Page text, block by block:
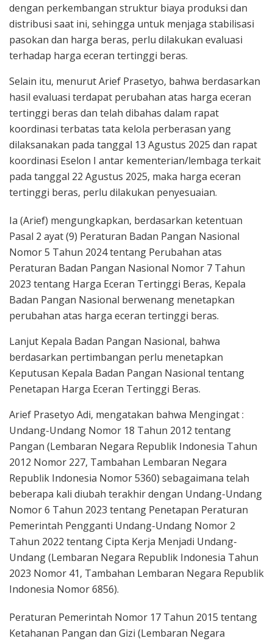
dengan perkembangan struktur biaya produksi dan
distribusi saat ini, sehingga untuk menjaga stabilisasi
pasokan dan harga beras, perlu dilakukan evaluasi
terhadap harga eceran tertinggi beras.
Selain itu, menurut Arief Prasetyo, bahwa berdasarkan
hasil evaluasi terdapat perubahan atas harga eceran
tertinggi beras dan telah dibahas dalam rapat
koordinasi terbatas tata kelola perberasan yang
dilaksanakan pada tanggal 13 Agustus 2025 dan rapat
koordinasi Eselon I antar kementerian/lembaga terkait
pada tanggal 22 Agustus 2025, maka harga eceran
tertinggi beras, perlu dilakukan penyesuaian.
Ia (Arief) mengungkapkan, berdasarkan ketentuan
Pasal 2 ayat (9) Peraturan Badan Pangan Nasional
Nomor 5 Tahun 2024 tentang Perubahan atas
Peraturan Badan Pangan Nasional Nomor 7 Tahun
2023 tentang Harga Eceran Tertinggi Beras, Kepala
Badan Pangan Nasional berwenang menetapkan
perubahan atas harga eceran tertinggi beras.
Lanjut Kepala Badan Pangan Nasional, bahwa
berdasarkan pertimbangan perlu menetapkan
Keputusan Kepala Badan Pangan Nasional tentang
Penetapan Harga Eceran Tertinggi Beras.
Arief Prasetyo Adi, mengatakan bahwa Mengingat :
Undang-Undang Nomor 18 Tahun 2012 tentang
Pangan (Lembaran Negara Republik Indonesia Tahun
2012 Nomor 227, Tambahan Lembaran Negara
Republik Indonesia Nomor 5360) sebagaimana telah
beberapa kali diubah terakhir dengan Undang-Undang
Nomor 6 Tahun 2023 tentang Penetapan Peraturan
Pemerintah Pengganti Undang-Undang Nomor 2
Tahun 2022 tentang Cipta Kerja Menjadi Undang-
Undang (Lembaran Negara Republik Indonesia Tahun
2023 Nomor 41, Tambahan Lembaran Negara Republik
Indonesia Nomor 6856).
Peraturan Pemerintah Nomor 17 Tahun 2015 tentang
Ketahanan Pangan dan Gizi (Lembaran Negara